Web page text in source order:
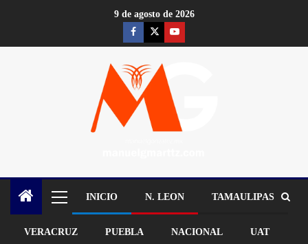
9 de agosto de 2026
INICIO N. LEON TAMAULIPAS
VERACRUZ PUEBLA NACIONAL UAT